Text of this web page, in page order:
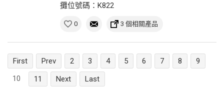
攤位號碼：K822
0 3 個相關產品
First Prev 2 3 4 5 6 7 8
9
10
11 Next Last